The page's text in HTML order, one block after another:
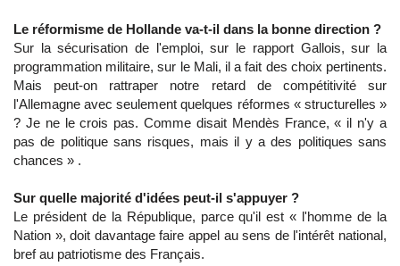
Le réformisme de Hollande va-t-il dans la bonne direction ?
Sur la sécurisation de l'emploi, sur le rapport Gallois, sur la
programmation militaire, sur le Mali, il a fait des choix pertinents.
Mais peut-on rattraper notre retard de compétitivité sur
l'Allemagne avec seulement quelques réformes « structurelles »
? Je ne le crois pas. Comme disait Mendès France, « il n'y a
pas de politique sans risques, mais il y a des politiques sans
chances » .
Sur quelle majorité d'idées peut-il s'appuyer ?
Le président de la République, parce qu'il est « l'homme de la
Nation », doit davantage faire appel au sens de l'intérêt national,
bref au patriotisme des Français.